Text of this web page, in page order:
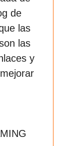
de
las
las
y